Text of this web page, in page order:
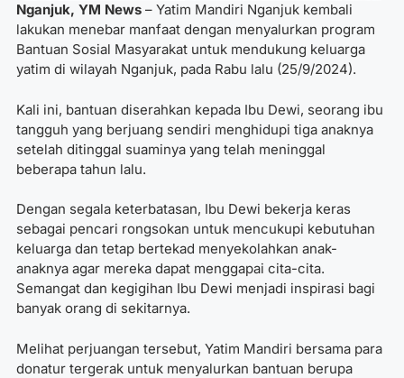
Nganjuk, YM News – Yatim Mandiri Nganjuk kembali
lakukan menebar manfaat dengan menyalurkan program
Bantuan Sosial Masyarakat untuk mendukung keluarga
yatim di wilayah Nganjuk, pada Rabu lalu (25/9/2024).
Kali ini, bantuan diserahkan kepada Ibu Dewi, seorang ibu
tangguh yang berjuang sendiri menghidupi tiga anaknya
setelah ditinggal suaminya yang telah meninggal
beberapa tahun lalu.
Dengan segala keterbatasan, Ibu Dewi bekerja keras
sebagai pencari rongsokan untuk mencukupi kebutuhan
keluarga dan tetap bertekad menyekolahkan anak-
anaknya agar mereka dapat menggapai cita-cita.
Semangat dan kegigihan Ibu Dewi menjadi inspirasi bagi
banyak orang di sekitarnya.
Melihat perjuangan tersebut, Yatim Mandiri bersama para
donatur tergerak untuk menyalurkan bantuan berupa